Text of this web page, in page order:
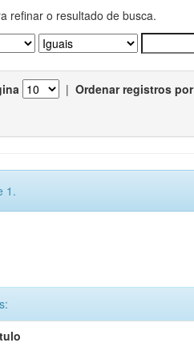
refinar o resultado de busca.
| Ordenar registros por
1.